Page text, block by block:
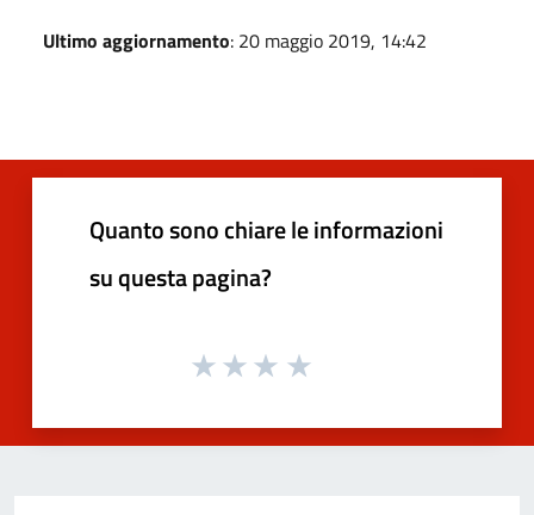
Ultimo aggiornamento: 20 maggio 2019, 14:42
Quanto sono chiare le informazioni
su questa pagina?